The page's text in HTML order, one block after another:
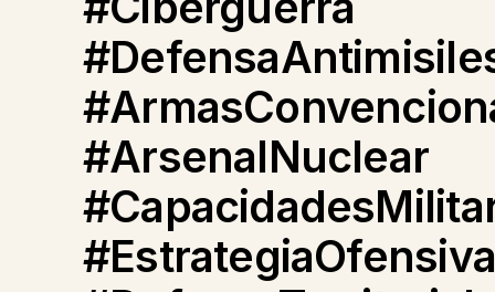
#ArsenalNuclear
#EstrategiaOfensiva